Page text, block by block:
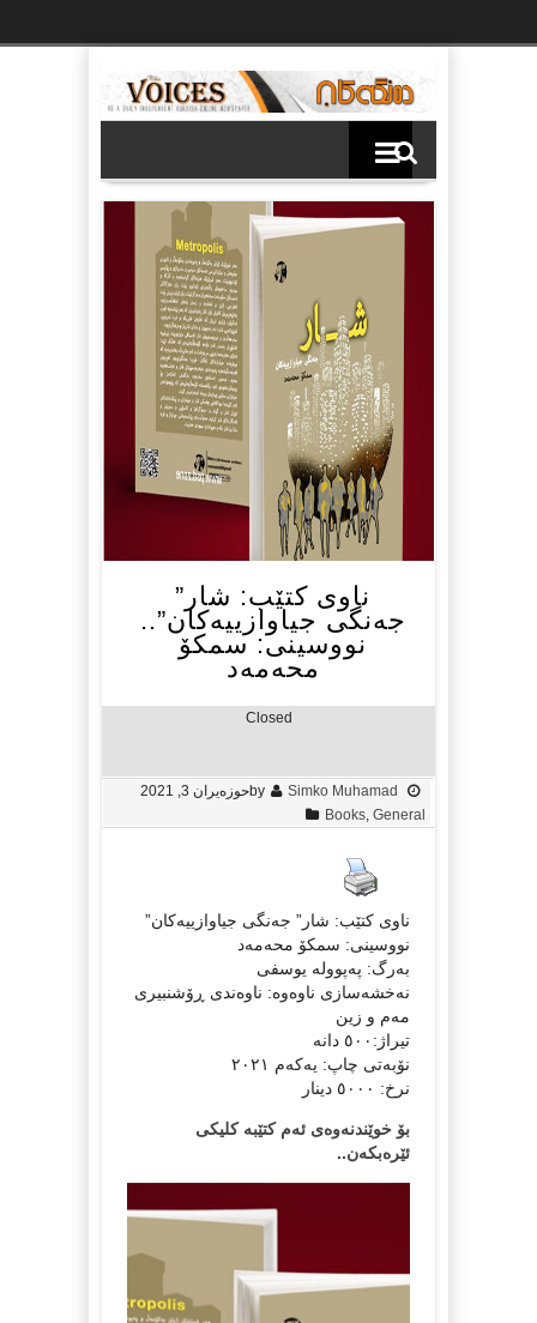
ناوی کتێب: شار”
جەنگی جیاوازییەکان”..
نووسینی: سمکۆ
محەمەد
Closed
by Simko Muhamad
حوزه‌یران 3, 2021
Books General
ناوی کتێب: شار” جەنگی جیاوازییەکان”
نووسینی: سمکۆ محەمەد
بەرگ: پەپوولە یوسفی
نەخشەسازی ناوەوە: ناوەندی ڕۆشنبیری
مەم و زین
تیراژ:٥٠٠ دانە
نۆبەتی چاپ: یەکەم ٢٠٢١
نرخ: ٥٠٠٠ دینار
بۆ خوێندنەوەی ئەم کتێبە کلیکی
ئێرەبکەن..